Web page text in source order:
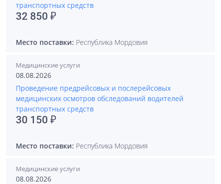
транспортных средств
32 850 ₽
Место поставки: Республика Мордовия
Медицинские услуги
08.08.2026
Проведение предрейсовых и послерейсовых
медицинских осмотров обследований водителей
транспортных средств
30 150 ₽
Место поставки: Республика Мордовия
Медицинские услуги
08.08.2026